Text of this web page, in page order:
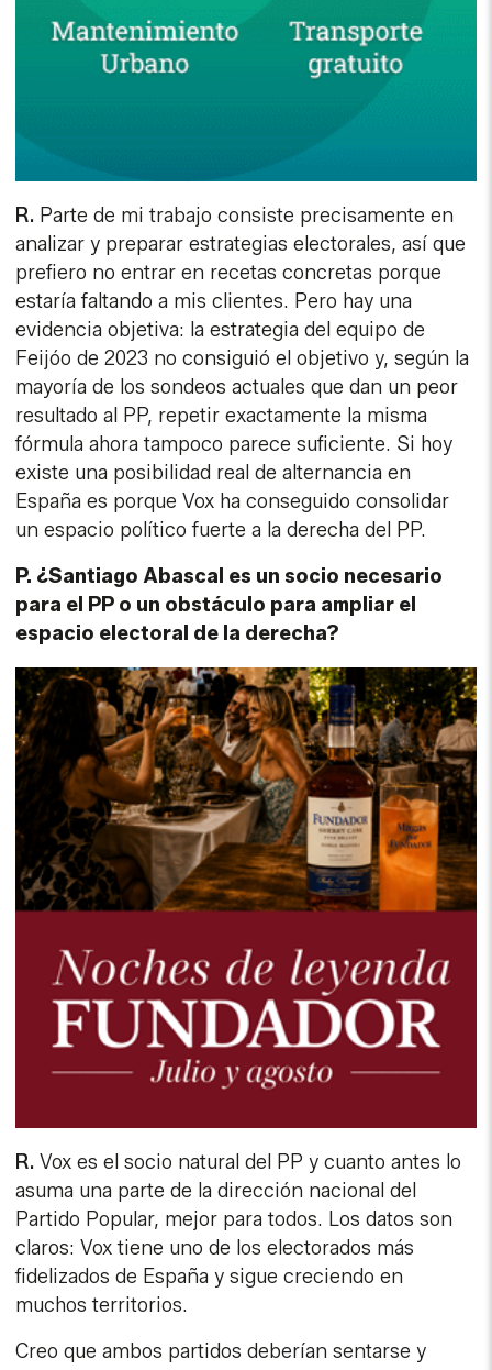
R. Parte de mi trabajo consiste precisamente en
analizar y preparar estrategias electorales, así que
prefiero no entrar en recetas concretas porque
estaría faltando a mis clientes. Pero hay una
evidencia objetiva: la estrategia del equipo de
Feijóo de 2023 no consiguió el objetivo y, según la
mayoría de los sondeos actuales que dan un peor
resultado al PP, repetir exactamente la misma
fórmula ahora tampoco parece suficiente. Si hoy
existe una posibilidad real de alternancia en
España es porque Vox ha conseguido consolidar
un espacio político fuerte a la derecha del PP.
P. ¿Santiago Abascal es un socio necesario
para el PP o un obstáculo para ampliar el
espacio electoral de la derecha?
R. Vox es el socio natural del PP y cuanto antes lo
asuma una parte de la dirección nacional del
Partido Popular, mejor para todos. Los datos son
claros: Vox tiene uno de los electorados más
fidelizados de España y sigue creciendo en
muchos territorios.
Creo que ambos partidos deberían sentarse y